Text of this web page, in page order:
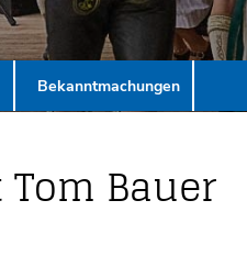
Bekanntmachungen
Bauer